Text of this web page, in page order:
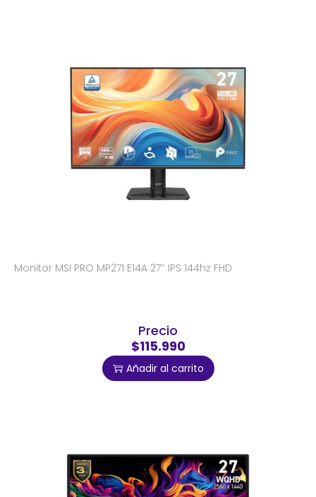
Monitor MSI PRO MP271 E14A 27″ IPS 144hz FHD
Precio
$115.990
Añadir al carrito